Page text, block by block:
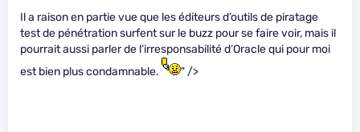
Il a raison en partie vue que les éditeurs d’outils de piratage
test de pénétration surfent sur le buzz pour se faire voir, mais il
pourrait aussi parler de l’irresponsabilité d’Oracle qui pour moi
est bien plus condamnable.
" />